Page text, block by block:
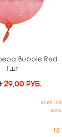
Bubble Red
1шт
29,00руб.
6068158
есть
18"